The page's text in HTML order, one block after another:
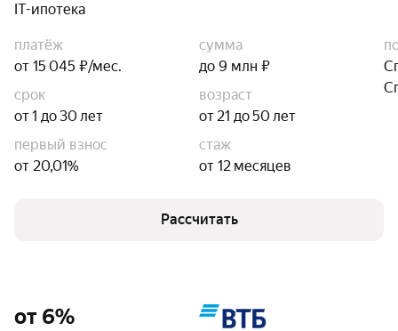
IT-ипотека
платёж
от 15 045 ₽/мес.
сумма
до 9 млн ₽
срок
от 1 до 30 лет
возраст
от 21 до 50 лет
первый взнос
от 20,01%
стаж
от 12 месяцев
Рассчитать
от 6%